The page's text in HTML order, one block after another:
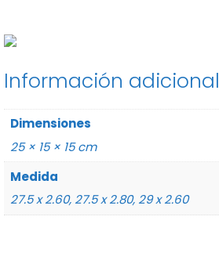
Información adicional
Dimensiones
25 × 15 × 15 cm
Medida
27.5 x 2.60, 27.5 x 2.80, 29 x 2.60